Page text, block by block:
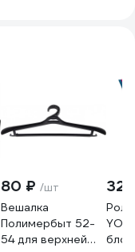
80 ₽ /шт
Вешалка
Полимербыт 52-
54 для верхней